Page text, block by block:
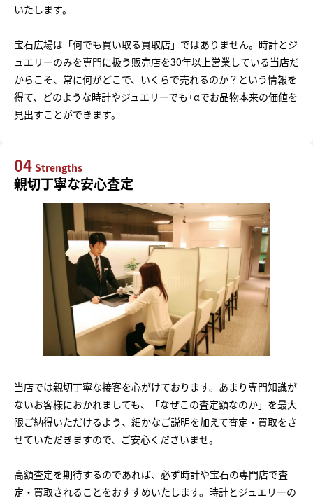
いたします。
宝石広場は「何でも買い取る買取店」ではありません。時計とジ
ュエリーのみを専門に扱う販売店を30年以上営業している当店だ
からこそ、常に何がどこで、いくらで売れるのか？という情報を
得て、どのような時計やジュエリーでも+αでお品物本来の価値を
見出すことができます。
04 Strengths
親切丁寧な安心査定
当店では親切丁寧な接客を心がけております。あまり専門知識が
ないお客様におかれましても、「なぜこの査定額なのか」を最大
限ご納得いただけるよう、細かなご説明を加えて査定・買取をさ
せていただきますので、ご安心くださいませ。
高額査定を期待するのであれば、必ず時計や宝石の専門店で査
定・買取されることをおすすめいたします。時計とジュエリーの